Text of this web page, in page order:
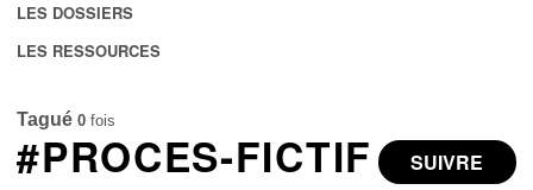
LES DOSSIERS
LES RESSOURCES
Tagué 0 fois
SUIVRE
#PROCES-FICTIF